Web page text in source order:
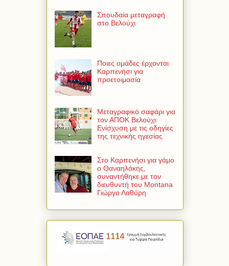
Σπουδαία μεταγραφή
στο Βελούχι
Ποιες ομάδες έρχονται
Καρπενήσι για
προετοιμασία
Μεταγραφικό σαφάρι για
τον ΑΠΟΚ Βελούχι:
Ενίσχυση με τις οδηγίες
της τεχνικής ηγεσίας
Στο Καρπενήσι για γάμο
ο Θαναηλάκης,
συναντήθηκε με τον
διευθυντή του Montana
Γιώργο Λαθύρη